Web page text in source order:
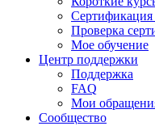
Сертификация
Проверка
Мое обучение
Центр поддержки
Поддержка
FAQ
Мои
Сообщество